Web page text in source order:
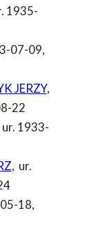
1935-
07-09,
JERZY,
22
ur. 1933-
, ur.
18,